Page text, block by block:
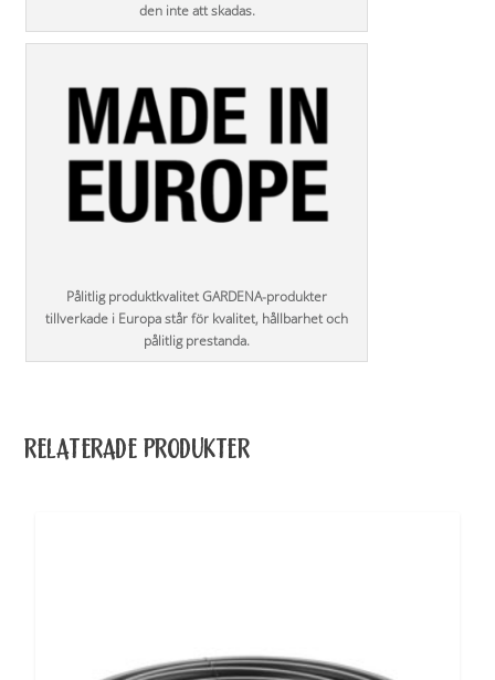
den inte att skadas.
Pålitlig produktkvalitet GARDENA-produkter
tillverkade i Europa står för kvalitet, hållbarhet och
pålitlig prestanda.
RELATERADE PRODUKTER